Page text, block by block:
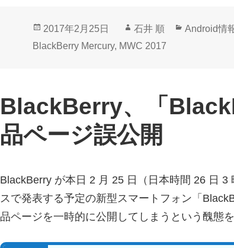
投
稿
2017年2月25日
作
成
石井 順
カ
Android情
BlackBerry Mercury, MWC 2017
BlackBerry、「
品ページ誤公開
BlackBerry が本日 2 月 25 日（日本時間 26 日
スで発表する予定の新型スマートフォン「
品ページを一時的に公開してしまうという醜態